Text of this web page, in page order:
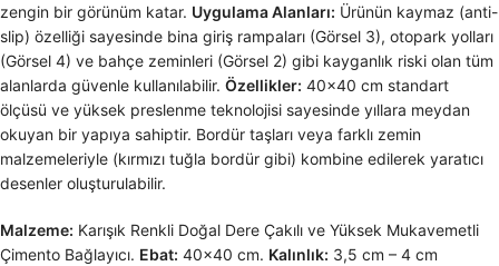
zengin bir görünüm katar. Uygulama Alanları: Ürünün kaymaz (anti-
slip) özelliği sayesinde bina giriş rampaları (Görsel 3), otopark yolları
(Görsel 4) ve bahçe zeminleri (Görsel 2) gibi kayganlık riski olan tüm
alanlarda güvenle kullanılabilir. Özellikler: 40×40 cm standart
ölçüsü ve yüksek preslenme teknolojisi sayesinde yıllara meydan
okuyan bir yapıya sahiptir. Bordür taşları veya farklı zemin
malzemeleriyle (kırmızı tuğla bordür gibi) kombine edilerek yaratıcı
desenler oluşturulabilir.
Malzeme: Karışık Renkli Doğal Dere Çakılı ve Yüksek Mukavemetli
Çimento Bağlayıcı. Ebat: 40×40 cm. Kalınlık: 3,5 cm – 4 cm